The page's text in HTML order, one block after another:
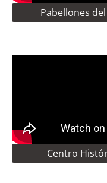
Pabellones
Centro